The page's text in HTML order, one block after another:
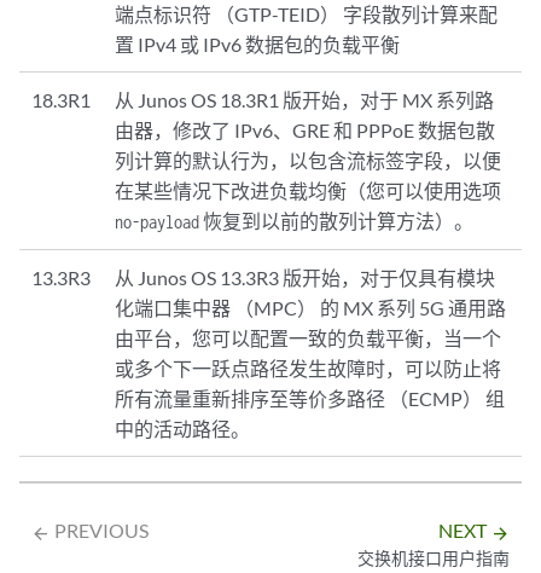
端点标识符 （GTP-TEID） 字段散列计算来配
置 IPv4 或 IPv6 数据包的负载平衡
18.3R1
从 Junos OS 18.3R1 版开始，对于 MX 系列路
由器，修改了 IPv6、GRE 和 PPPoE 数据包散
列计算的默认行为，以包含流标签字段，以便
在某些情况下改进负载均衡（您可以使用选项
no-payload恢复到以前的散列计算方法）。
13.3R3
从 Junos OS 13.3R3 版开始，对于仅具有模块
化端口集中器 （MPC） 的 MX 系列 5G 通用路
由平台，您可以配置一致的负载平衡，当一个
或多个下一跃点路径发生故障时，可以防止将
所有流量重新排序至等价多路径 （ECMP） 组
中的活动路径。
arrow_backward PREVIOUS NEXT arrow_forward
交换机接口用户指南